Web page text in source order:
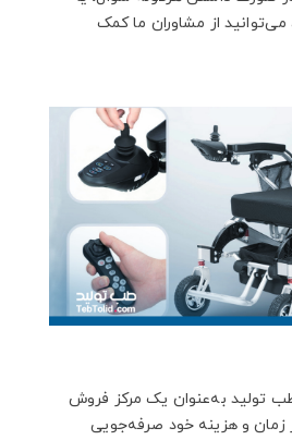
از مشاوران ما کمک
طب تولید به‌عنوان یک مرکز فروش
زمان و هزینه خود صرفه‌جویی